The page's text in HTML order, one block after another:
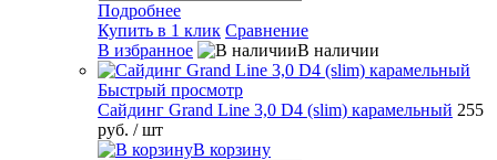
Подробнее
Купить в 1 клик Сравнение
В избранное
В наличии
Быстрый просмотр
Сайдинг Grand Line 3,0 D4 (slim) карамельный 255
руб. / шт
В корзину